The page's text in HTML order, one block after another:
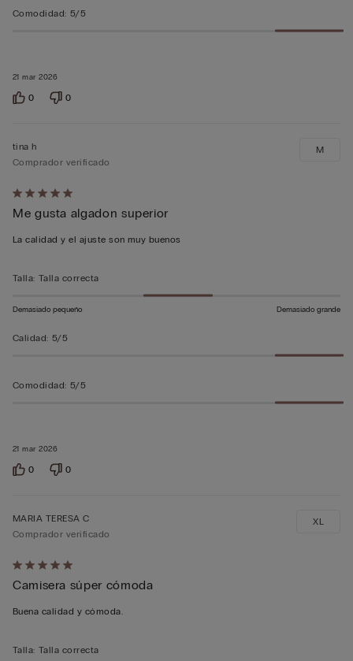
21 mar 2026
Comodidad: 5/5
0 0
Calificación
de
5
5
21 mar 2026
tina h
Comprador verificado
Me gusta algadon superior
La calidad y el ajuste son muy buenos
M
Talla: Talla correcta
Demasiado pequeño Demasiado grande
Calidad: 5/5
Comodidad: 5/5
0 0
Calificación
de
5
5
MARIA TERESA C
Comprador verificado
Camisera súper cómoda
Buena calidad y cómoda.
XL
Talla: Talla correcta